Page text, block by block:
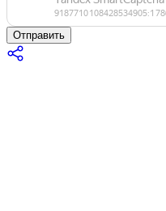
Отправить